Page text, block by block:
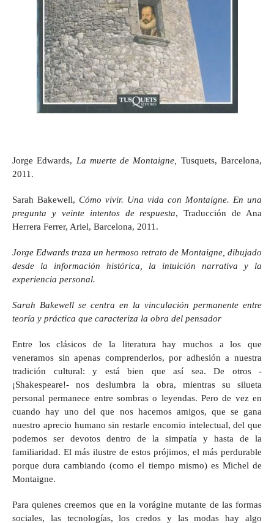
Jorge Edwards, La muerte de Montaigne, Tusquets, Barcelona,
2011.
Sarah Bakewell, Cómo vivir. Una vida con Montaigne. En una
pregunta y veinte intentos de respuesta, Traducción de Ana
Herrera Ferrer, Ariel, Barcelona, 2011.
Jorge Edwards traza un hermoso retrato de Montaigne, dibujado
desde la información histórica, la intuición narrativa y la
experiencia personal.
Sarah Bakewell se centra en la vinculación permanente entre
teoría y práctica que caracteriza la obra del pensador
Entre los clásicos de la literatura hay muchos a los que
veneramos sin apenas comprenderlos, por adhesión a nuestra
tradición cultural: y está bien que así sea. De otros -
¡Shakespeare!- nos deslumbra la obra, mientras su silueta
personal permanece entre sombras o leyendas. Pero de vez en
cuando hay uno del que nos hacemos amigos, que se gana
nuestro aprecio humano sin restarle encomio intelectual, del que
podemos ser devotos dentro de la simpatía y hasta de la
familiaridad. El más ilustre de estos prójimos, el más perdurable
porque dura cambiando (como el tiempo mismo) es Michel de
Montaigne.
Para quienes creemos que en la vorágine mutante de las formas
sociales, las tecnologías, los credos y las modas hay algo